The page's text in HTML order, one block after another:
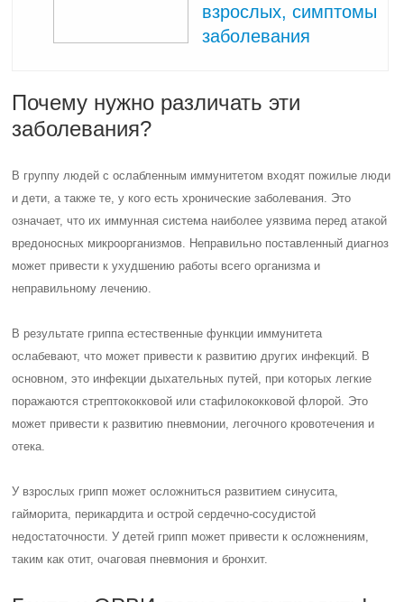
взрослых, симптомы
заболевания
Почему нужно различать эти
заболевания?
В группу людей с ослабленным иммунитетом входят пожилые люди
и дети, а также те, у кого есть хронические заболевания. Это
означает, что их иммунная система наиболее уязвима перед атакой
вредоносных микроорганизмов. Неправильно поставленный диагноз
может привести к ухудшению работы всего организма и
неправильному лечению.
В результате гриппа естественные функции иммунитета
ослабевают, что может привести к развитию других инфекций. В
основном, это инфекции дыхательных путей, при которых легкие
поражаются стрептококковой или стафилококковой флорой. Это
может привести к развитию пневмонии, легочного кровотечения и
отека.
У взрослых грипп может осложниться развитием синусита,
гайморита, перикардита и острой сердечно-сосудистой
недостаточности. У детей грипп может привести к осложнениям,
таким как отит, очаговая пневмония и бронхит.